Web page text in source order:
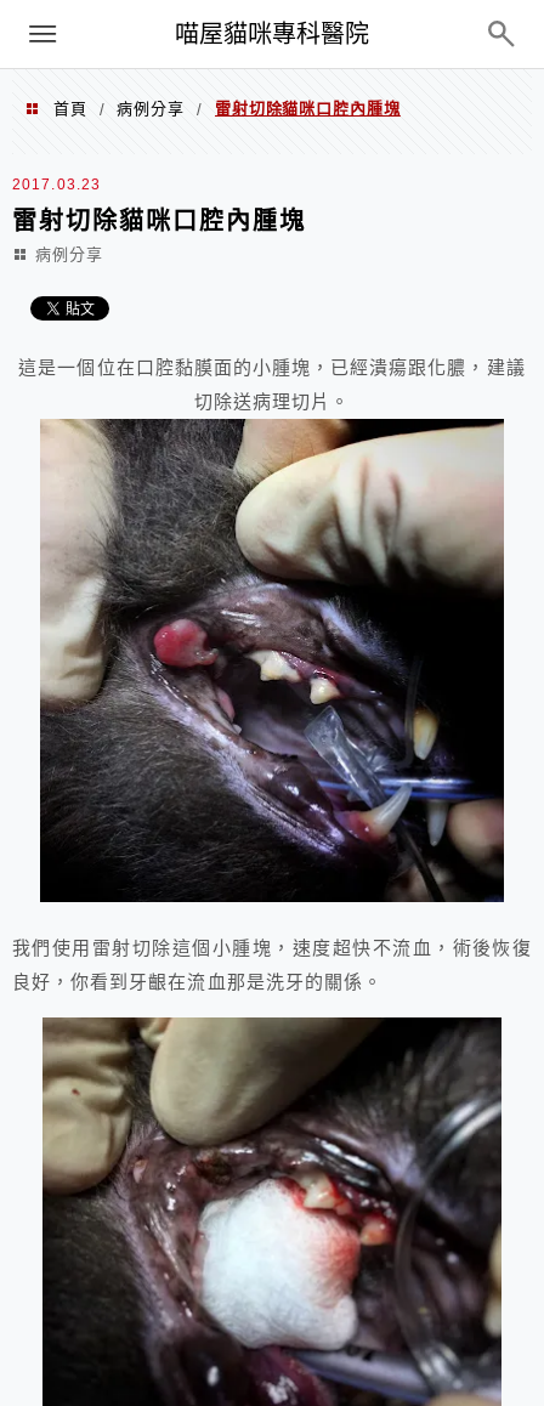
喵屋貓咪專科醫院
Menu
首頁 / 病例分享 / 雷射切除貓咪口腔內腫塊
2017.03.23
雷射切除貓咪口腔內腫塊
病例分享
這是一個位在口腔黏膜面的小腫塊，已經潰瘍跟化膿，建議
切除送病理切片。
我們使用雷射切除這個小腫塊，速度超快不流血，術後恢復
良好，你看到牙齦在流血那是洗牙的關係。